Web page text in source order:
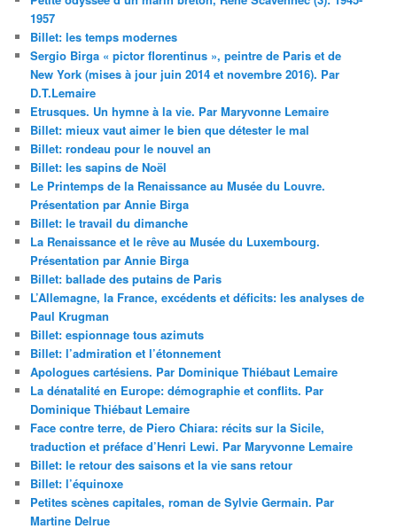
1957
Billet: les temps modernes
Sergio Birga « pictor florentinus », peintre de Paris et de
New York (mises à jour juin 2014 et novembre 2016). Par
D.T.Lemaire
Etrusques. Un hymne à la vie. Par Maryvonne Lemaire
Billet: mieux vaut aimer le bien que détester le mal
Billet: rondeau pour le nouvel an
Billet: les sapins de Noël
Le Printemps de la Renaissance au Musée du Louvre.
Présentation par Annie Birga
Billet: le travail du dimanche
La Renaissance et le rêve au Musée du Luxembourg.
Présentation par Annie Birga
Billet: ballade des putains de Paris
L’Allemagne, la France, excédents et déficits: les analyses de
Paul Krugman
Billet: espionnage tous azimuts
Billet: l’admiration et l’étonnement
Apologues cartésiens. Par Dominique Thiébaut Lemaire
La dénatalité en Europe: démographie et conflits. Par
Dominique Thiébaut Lemaire
Face contre terre, de Piero Chiara: récits sur la Sicile,
traduction et préface d’Henri Lewi. Par Maryvonne Lemaire
Billet: le retour des saisons et la vie sans retour
Billet: l’équinoxe
Petites scènes capitales, roman de Sylvie Germain. Par
Martine Delrue